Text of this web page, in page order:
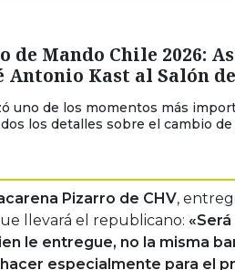
de Mando Chile 2026:
Antonio Kast al Salón
uno de los momentos más
los detalles sobre el cambio de
Pizarro de CHV,
llevará el republicano:
le entregue, no la misma
hacer especialmente para el